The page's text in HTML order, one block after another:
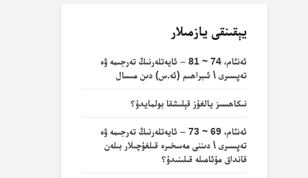
يېقىنقى يازمىلار
ئەنئام، 74 ~ 81 – ئايەتلەرنىڭ تەرجىمە ۋە
تەپسىرى \ ئىبراھىم (ئە.س) دىن مىسال
نىكاھسىز يالغۇز قېلىشقا بولمايدۇ؟
ئەنئام، 69 ~ 73 – ئايەتلەرنىڭ تەرجىمە ۋە
تەپسىرى \ دىننى مەسخىرە قىلغۇچىلار بىلەن
قانداق مۇئامىلە قىلىنىدۇ؟